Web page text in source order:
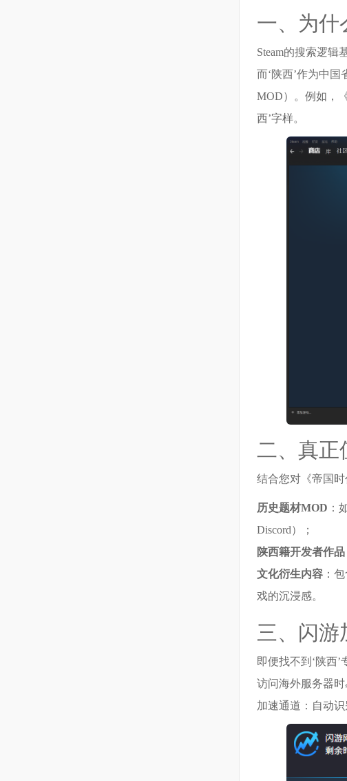
一、为什
Steam的搜索逻辑
而‘陕西’作为中
MOD）。例如，
西’字样。
二、真正
结合您对《帝国时
历史题材MOD ：
Discord）；
陕西籍开发者作品
文化衍生内容 ：
戏的沉浸感。
三、闪游
即便找不到‘陕西
访问海外服务器
加速通道：自动